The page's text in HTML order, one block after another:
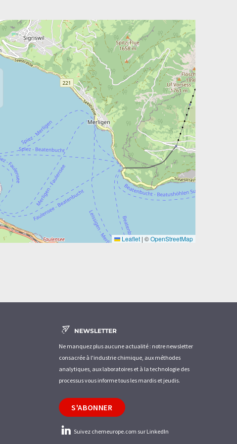
Leaflet | ©OpenStreetMap
NEWSLETTER
Ne manquez plus aucune actualité : notre newsletter
consacrée à l'industrie chimique, aux méthodes
analytiques, aux laboratoires et à la technologie des
processus vous informe tous les mardis et jeudis.
S'ABONNER
Suivez chemeurope.com sur LinkedIn